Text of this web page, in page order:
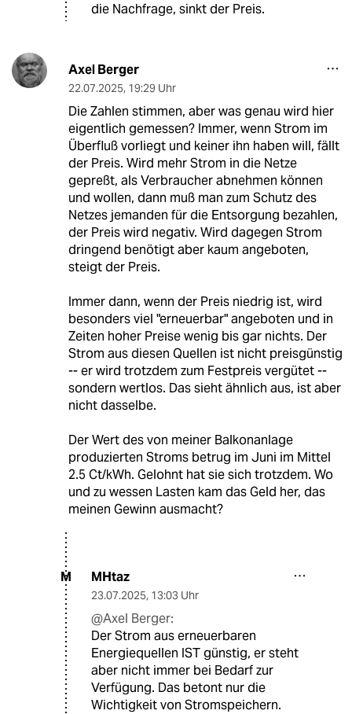
die Nachfrage, sinkt der Preis.
Axel Berger
22.07.2025, 19:29 Uhr
Die Zahlen stimmen, aber was genau wird hier
eigentlich gemessen? Immer, wenn Strom im
Überfluß vorliegt und keiner ihn haben will, fällt
der Preis. Wird mehr Strom in die Netze
gepreßt, als Verbraucher abnehmen können
und wollen, dann muß man zum Schutz des
Netzes jemanden für die Entsorgung bezahlen,
der Preis wird negativ. Wird dagegen Strom
dringend benötigt aber kaum angeboten,
steigt der Preis.
Immer dann, wenn der Preis niedrig ist, wird
besonders viel "erneuerbar" angeboten und in
Zeiten hoher Preise wenig bis gar nichts. Der
Strom aus diesen Quellen ist nicht preisgünstig
-- er wird trotzdem zum Festpreis vergütet --
sondern wertlos. Das sieht ähnlich aus, ist aber
nicht dasselbe.
Der Wert des von meiner Balkonanlage
produzierten Stroms betrug im Juni im Mittel
2.5 Ct/kWh. Gelohnt hat sie sich trotzdem. Wo
und zu wessen Lasten kam das Geld her, das
meinen Gewinn ausmacht?
M MHtaz
23.07.2025, 13:03 Uhr
@Axel Berger:
Der Strom aus erneuerbaren
Energiequellen IST günstig, er steht
aber nicht immer bei Bedarf zur
Verfügung. Das betont nur die
Wichtigkeit von Stromspeichern.